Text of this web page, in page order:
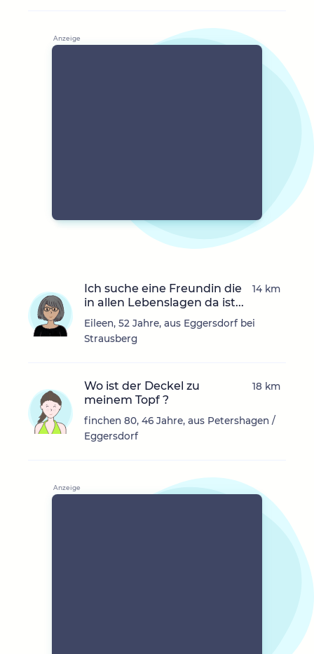
Ich suche eine Freundin die
in allen Lebenslagen da ist...
Eileen, 52 Jahre, aus Eggersdorf bei
Strausberg
14 km
Wo ist der Deckel zu
meinem Topf ?
finchen 80, 46 Jahre, aus Petershagen /
Eggersdorf
18 km